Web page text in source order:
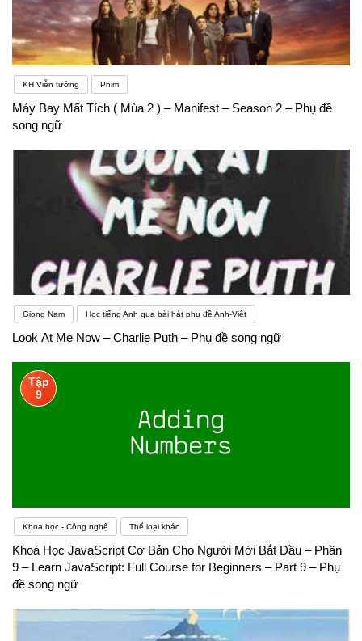
KH Viễn tưởng Phim
Máy Bay Mất Tích ( Mùa 2 ) – Manifest – Season 2 – Phụ đề
song ngữ
Giọng Nam Học tiếng Anh qua bài hát phụ đề Anh-Việt
Look At Me Now – Charlie Puth – Phụ đề song ngữ
Tập
9
Khoa học - Công nghệ Thể loại khác
Khoá Học JavaScript Cơ Bản Cho Người Mới Bắt Đầu – Phần
9 – Learn JavaScript: Full Course for Beginners – Part 9 – Phụ
đề song ngữ